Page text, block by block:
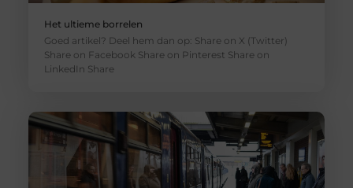
Het ultieme borrelen
Goed artikel? Deel hem dan op: Share on X (Twitter)
Share on Facebook Share on Pinterest Share on
LinkedIn Share